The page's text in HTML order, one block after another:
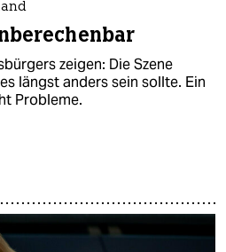
zeigen: Die Szene
längst anders sein sollte. Ein
Probleme.